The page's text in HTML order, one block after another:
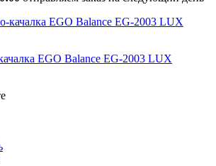
EGO Balance EG-2003 LUX